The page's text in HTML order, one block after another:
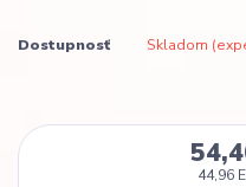
Dostupnosť Skladom
44,96